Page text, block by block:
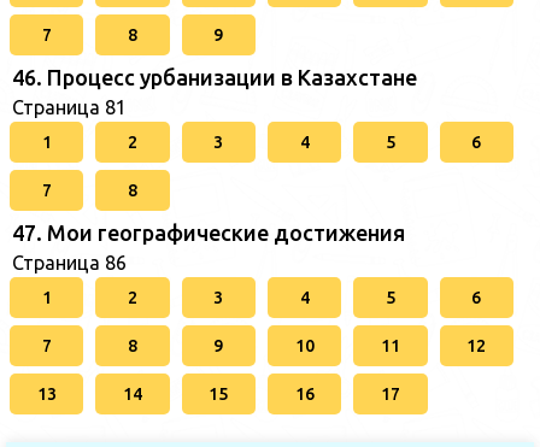
7 8 9
46. Процесс урбанизации в Казахстане
Страница 81
1 2 3 4 5 6
7 8
47. Мои географические достижения
Страница 86
1 2 3 4 5 6
7 8 9 10 11 12
13 14 15 16 17